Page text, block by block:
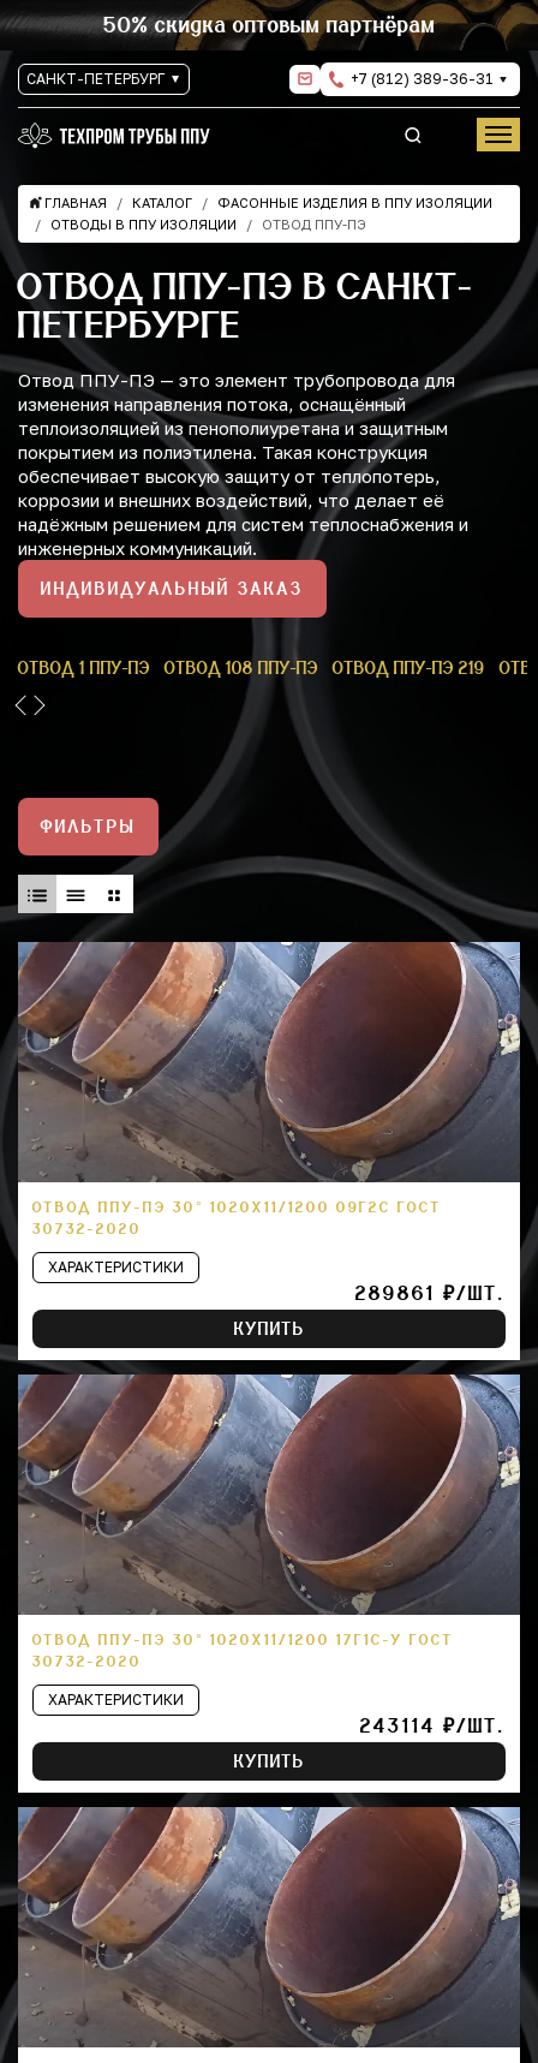
50% скидка оптовым партнёрам
САНКТ-ПЕТЕРБУРГ +7 (812) 389-36-31
ГЛАВНАЯ КАТАЛОГ
ФАСОННЫЕ ИЗДЕЛИЯ В ППУ ИЗОЛЯЦИИ
ОТВОДЫ В ППУ ИЗОЛЯЦИИ
ОТВОД ППУ-ПЭ
ОТВОД ППУ-ПЭ В САНКТ-
ПЕТЕРБУРГЕ
Отвод ППУ-ПЭ — это элемент трубопровода для
изменения направления потока, оснащённый
теплоизоляцией из пенополиуретана и защитным
покрытием из полиэтилена. Такая конструкция
обеспечивает высокую защиту от теплопотерь,
коррозии и внешних воздействий, что делает её
надёжным решением для систем теплоснабжения и
инженерных коммуникаций.
ИНДИВИДУАЛЬНЫЙ ЗАКАЗ
ОТВОД 1 ППУ-ПЭ ОТВОД 108 ППУ-ПЭ ОТВОД ППУ-ПЭ 219
ФИЛЬТРЫ
ОТВОД ППУ-ПЭ 30° 1020Х11/1200 09Г2С ГОСТ
30732-2020
ХАРАКТЕРИСТИКИ
289861 ₽/ШТ.
КУПИТЬ
ОТВОД ППУ-ПЭ 30° 1020Х11/1200 17Г1С-У ГОСТ
30732-2020
ХАРАКТЕРИСТИКИ
243114 ₽/ШТ.
КУПИТЬ